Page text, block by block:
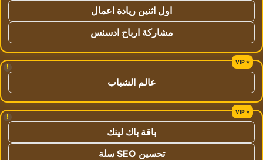
اول اثنين ريادة اعمال
مشاركة ارباح ادسنس
!
عالم الشباب
!
باقة باك لينك
تحسين SEO سلة